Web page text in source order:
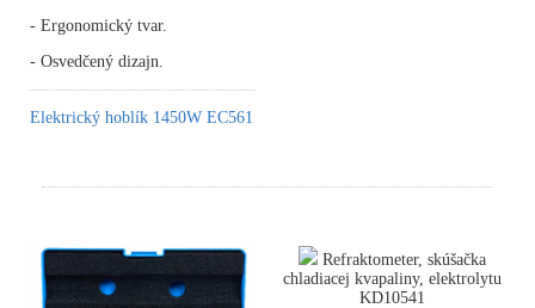
- Ergonomický tvar.
- Osvedčený dizajn.
Elektrický hoblík 1450W EC561
Refraktometer, skúšačka
chladiacej kvapaliny, elektrolytu
KD10541